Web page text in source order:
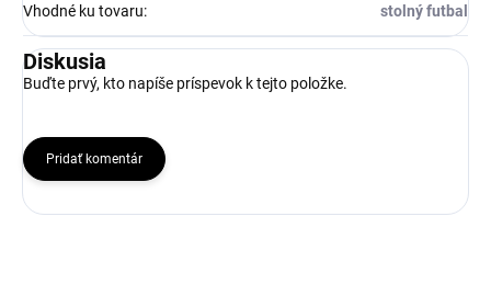
Vhodné ku tovaru: stolný futbal
Diskusia
Buďte prvý, kto napíše príspevok k tejto položke.
Pridať komentár